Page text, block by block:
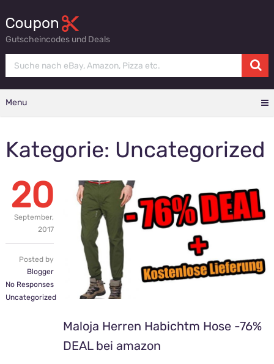
Gutscheincodes und Deals
Menu
Kategorie: Uncategorized
20
September,
2017
Posted by
Blogger
No Responses
Uncategorized
Maloja Herren Habichtm Hose -76%
DEAL bei amazon